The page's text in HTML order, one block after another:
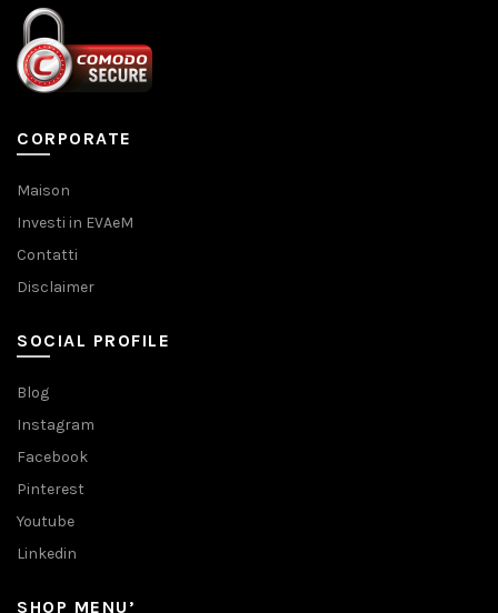
CORPORATE
Maison
Investi in EVAeM
Contatti
Disclaimer
SOCIAL PROFILE
Blog
Instagram
Facebook
Pinterest
Youtube
Linkedin
SHOP MENU’